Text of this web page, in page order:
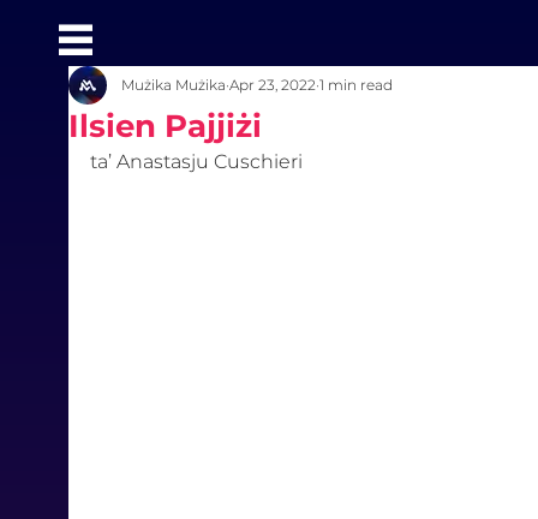
Ilsien Pajjiżi
Mużika Mużika Apr 23, 2022 1 min read
ta’ Anastasju Cuschieri